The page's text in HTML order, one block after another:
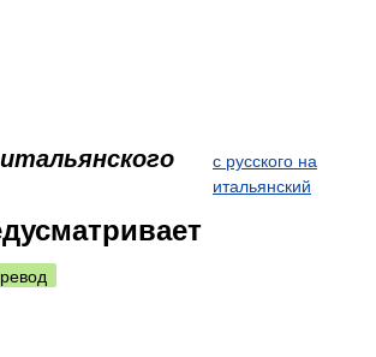
с русского на
итальянский